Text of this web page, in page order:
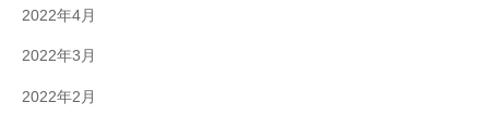
2022年4月
2022年3月
2022年2月